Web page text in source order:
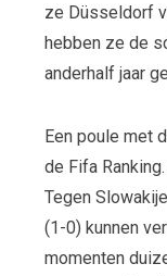
ze Düsseldorf
hebben ze de
anderhalf jaar
Een poule met
de Fifa
Tegen
(1-0) kunnen
momenten